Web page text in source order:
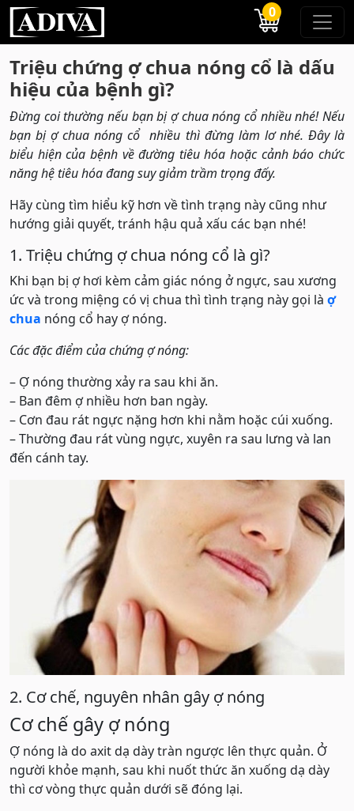
0
Triệu chứng ợ chua nóng cổ là dấu
hiệu của bệnh gì?
Đừng coi thường nếu bạn bị ợ chua nóng cổ nhiều nhé! Nếu
bạn bị ợ chua nóng cổ nhiều thì đừng làm lơ nhé. Đây là
biểu hiện của bệnh về đường tiêu hóa hoặc cảnh báo chức
năng hệ tiêu hóa đang suy giảm trầm trọng đấy.
Hãy cùng tìm hiểu kỹ hơn về tình trạng này cũng như
hướng giải quyết, tránh hậu quả xấu các bạn nhé!
1. Triệu chứng ợ chua nóng cổ là gì?
Khi bạn bị ợ hơi kèm cảm giác nóng ở ngực, sau xương
ức và trong miệng có vị chua thì tình trạng này gọi là ợ
chua nóng cổ hay ợ nóng.
Các đặc điểm của chứng ợ nóng:
– Ợ nóng thường xảy ra sau khi ăn.
– Ban đêm ợ nhiều hơn ban ngày.
– Cơn đau rát ngực nặng hơn khi nằm hoặc cúi xuống.
– Thường đau rát vùng ngực, xuyên ra sau lưng và lan
đến cánh tay.
2. Cơ chế, nguyên nhân gây ợ nóng
Cơ chế gây ợ nóng
Ợ nóng là do axit dạ dày tràn ngược lên thực quản. Ở
người khỏe mạnh, sau khi nuốt thức ăn xuống dạ dày
thì cơ vòng thực quản dưới sẽ đóng lại.